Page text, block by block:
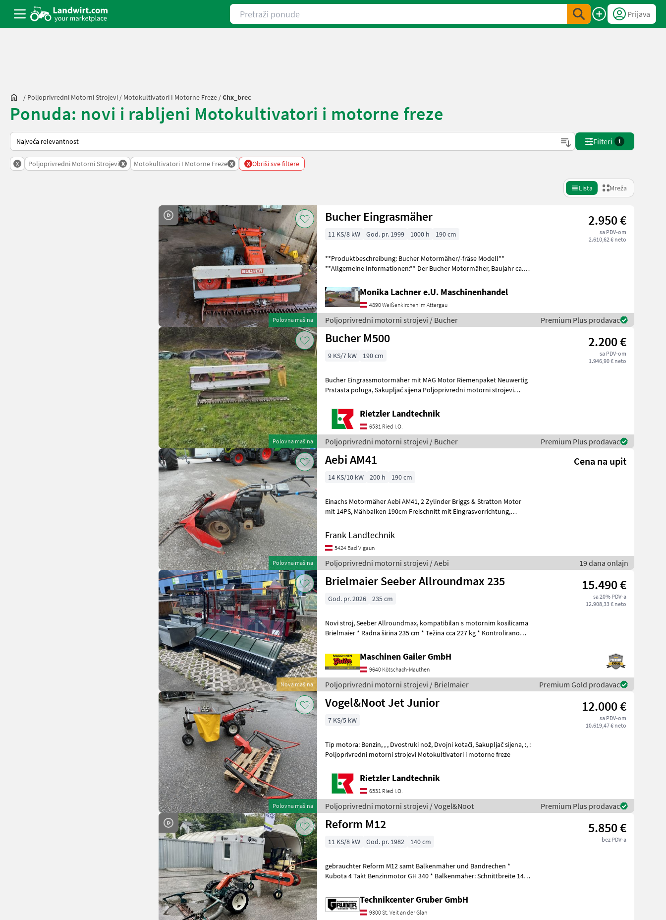
Pretraži ponude
Prijava
/ Poljoprivredni Motorni Strojevi / Motokultivatori I Motorne Freze /Chx_brec
Ponuda: novi i rabljeni Motokultivatori i motorne freze
Način na koji sortira Landwirt.com
Filteri 1
x Poljoprivredni Motorni Strojevi x Motokultivatori I Motorne Freze x x Obriši sve filtere
Lista Mreža
Polovna mašina
Bucher Eingrasmäher 2.950 €
sa PDV-om
2.610,62 € neto
11 KS/8 kW God. pr. 1999 1000 h 190 cm
**Produktbeschreibung: Bucher Motormäher/-fräse Modell**
**Allgemeine Informationen:** Der Bucher Motormäher, Baujahr ca.
Monika Lachner e.U. Maschinenhandel
4890 Weißenkirchen im Attergau
Poljoprivredni motorni strojevi / Bucher Premium Plus prodavac
Polovna mašina
Bucher M500 2.200 €
sa PDV-om
1.946,90 € neto
9 KS/7 kW 190 cm
Bucher Eingrassmotormäher mit MAG Motor Riemenpaket Neuwertig
Prstasta poluga, Sakupljač sijena Poljoprivredni motorni strojevi
Rietzler Landtechnik
6531 Ried I.O.
Poljoprivredni motorni strojevi / Bucher Premium Plus prodavac
Polovna mašina
Aebi AM41 Cena na upit
14 KS/10 kW 200 h 190 cm
Einachs Motormäher Aebi AM41, 2 Zylinder Briggs & Stratton Motor
mit 14PS, Mähbalken 190cm Freischnitt mit Eingrasvorrichtung,
Frank Landtechnik
5424 Bad Vigaun
Poljoprivredni motorni strojevi / Aebi 19 dana onlajn
Nova mašina
Brielmaier Seeber Allroundmax 235 15.490 €
sa 20% PDV-a
12.908,33 € neto
God. pr. 2026 235 cm
Novi stroj, Seeber Allroundmax, kompatibilan s motornim kosilicama
Brielmaier * Radna širina 235 cm * Težina cca 227 kg * Kontrolirano
Maschinen Gailer GmbH
9640 Kötschach-Mauthen
Poljoprivredni motorni strojevi / Brielmaier Premium Gold prodavac
Polovna mašina
Vogel&Noot Jet Junior 12.000 €
sa PDV-om
10.619,47 € neto
7 KS/5 kW
Tip motora: Benzin, , , Dvostruki nož, Dvojni kotači, Sakupljač sijena, :, :
Poljoprivredni motorni strojevi Motokultivatori i motorne freze
Rietzler Landtechnik
6531 Ried I.O.
Poljoprivredni motorni strojevi / Vogel&Noot Premium Plus prodavac
Reform M12 5.850 €
bez PDV-a
11 KS/8 kW God. pr. 1982 140 cm
gebrauchter Reform M12 samt Balkenmäher und Bandrechen *
Kubota 4 Takt Benzinmotor GH 340 * Balkenmäher: Schnittbreite 145
Technikcenter Gruber GmbH
9300 St. Veit an der Glan